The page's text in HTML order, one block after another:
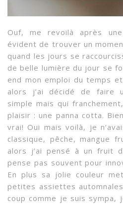
Ouf, me revoilà après
évident de trouver un
quand les jours se
de belle lumière du jour se
end mon emploi du temps
alors j’ai décidé de faire
simple mais qui
plaisir : une panna cotta.
vrai! Oui mais voilà, je
classique, pêche, mangue
alors j’ai pensé à un fruit
pense pas souvent pour
En plus sa jolie couleur
petites assiettes
coup comme je suis